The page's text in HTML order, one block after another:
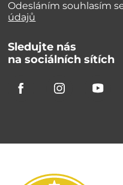
Odesláním souhlasím
údajů
Sledujte nás
na sociálních sítích